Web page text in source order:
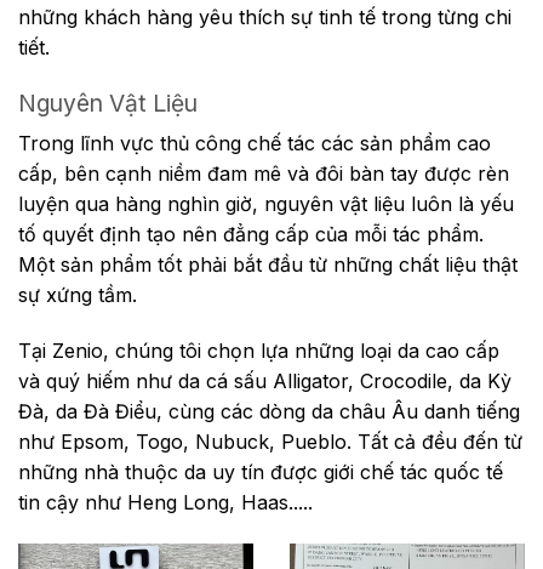
những khách hàng yêu thích sự tinh tế trong từng chi
tiết.
Nguyên Vật Liệu
Trong lĩnh vực thủ công chế tác các sản phẩm cao
cấp, bên cạnh niềm đam mê và đôi bàn tay được rèn
luyện qua hàng nghìn giờ, nguyên vật liệu luôn là yếu
tố quyết định tạo nên đẳng cấp của mỗi tác phẩm.
Một sản phẩm tốt phải bắt đầu từ những chất liệu thật
sự xứng tầm.
Tại Zenio, chúng tôi chọn lựa những loại da cao cấp
và quý hiếm như da cá sấu Alligator, Crocodile, da Kỳ
Đà, da Đà Điểu, cùng các dòng da châu Âu danh tiếng
như Epsom, Togo, Nubuck, Pueblo. Tất cả đều đến từ
những nhà thuộc da uy tín được giới chế tác quốc tế
tin cậy như Heng Long, Haas.....